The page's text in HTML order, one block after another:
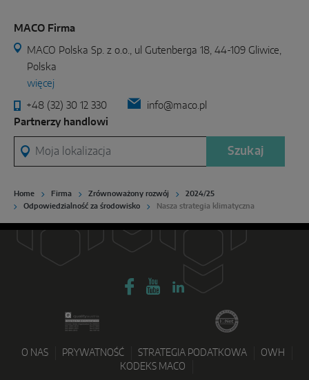
MACO Firma
MACO Polska Sp. z o.o., ul Gutenberga 18, 44-109 Gliwice,
Polska
więcej
+48 (32) 30 12 330
info@maco.pl
Partnerzy handlowi
Moja lokalizacja
Szukaj
Home Firma Zrównoważony rozwój
2024/25
Odpowiedzialność za środowisko
Nasza strategia klimatyczna
O NAS PRYWATNOŚĆ STRATEGIA PODATKOWA
OWH
KODEKS MACO